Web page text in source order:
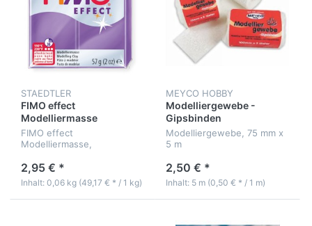
STAEDTLER
FIMO effect
Modelliermasse
FIMO effect
Modelliermasse,
x 15 mm
2,95 € *
Inhalt: 0,06 kg (49,17 € * / 1 kg)
MEYCO HOBBY
Modelliergewebe -
Gipsbinden
Modelliergewebe, 75 mm x
5 m
2,50 € *
Inhalt: 5 m (0,50 € * / 1 m)